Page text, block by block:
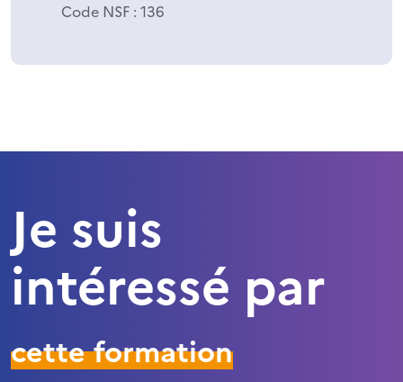
Code NSF : 136
Je suis
intéressé par
cette formation